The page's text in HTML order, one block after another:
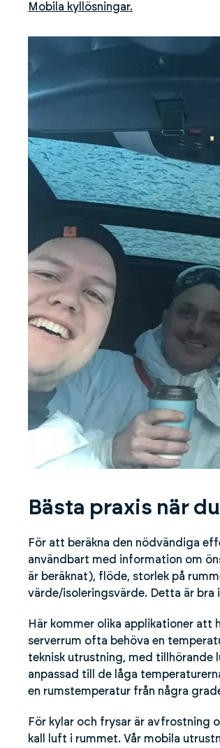
Mobila kyllösningar.
Bästa praxis när
För att beräkna den nödvändiga
användbart med information om
är beräknat), flöde, storlek på
värde/isoleringsvärde. Detta är
Här kommer olika applikationer att
serverrum ofta behöva en
teknisk utrustning, med
anpassad till de låga
en rumstemperatur från några
För kylar och frysar är avfrostning
kall luft i rummet. Vår mobila